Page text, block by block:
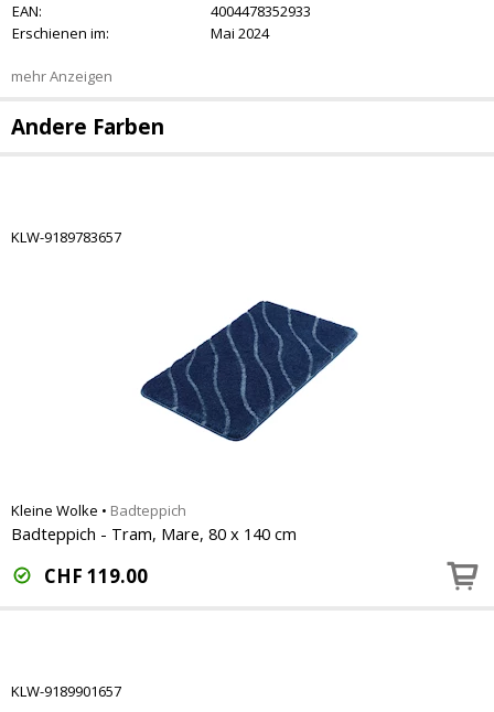
EAN:
4004478352933
Erschienen im:
Mai 2024
mehr Anzeigen
Andere Farben
KLW-9189783657
Kleine Wolke • Badteppich
Badteppich - Tram, Mare, 80 x 140 cm
CHF 119.00
KLW-9189901657